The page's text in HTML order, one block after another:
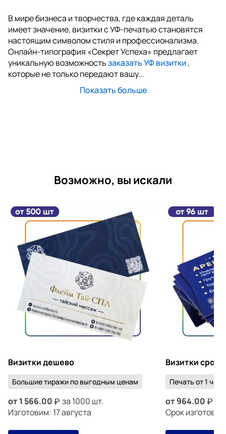
В мире бизнеса и творчества, где каждая деталь
имеет значение, визитки с УФ-печатью становятся
настоящим символом стиля и профессионализма.
Онлайн-типография «Секрет Успеха» предлагает
уникальную возможностьзаказать УФ визитки,
которые не только передают вашу...
Показать больше
Возможно, вы искали
Визитки дешево
Большие тиражи по выгодным ценам
от 1 566.00
за 1000 шт.
Изготовим: 17 августа
Визитки
Печать от 1 часа
от964.00
Срок